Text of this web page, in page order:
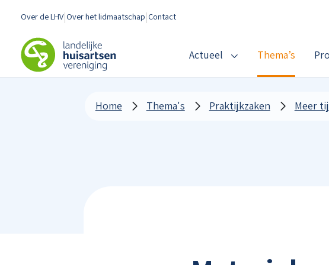
Over de LHV Over het lidmaatschap Contact
LHV
Actueel Thema’s
Home Thema's Praktijkzaken Meer